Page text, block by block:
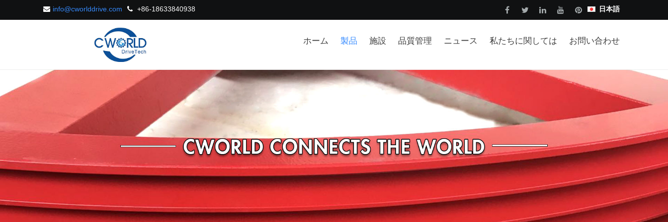
+86-18633840938
info@cworlddrive.com 日本語
ホーム 製品 施設 品質管理 ニュース 私たちに関しては お問い合わせ